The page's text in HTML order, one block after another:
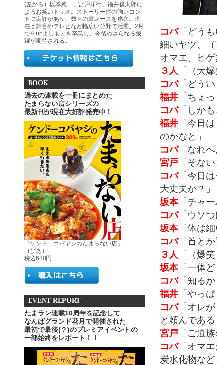
(左から）坂本純一、宮戸洋行、福井俊太郎に
よるお笑いトリオ。ストーリー性の強いコン
トに定評があり、数々の賞レースを席巻。現
在は舞台やテレビなど幅広い分野で活躍。2月
で５upよしもとを卒業し、今後のさらなる飛
躍が期待される。
BOOK
過去の連載を一冊にまとめた
たまらない店シリーズの
最新刊が現在大好評発売中！
『ケンドーコバヤシのたまらない店』
（ぴあ）
税込680円
EVENT REPORT
たまラン連載10周年を記念して
なんばグランド花月で開催された
最初で最後(？)のプレミアイベントの
一部始終をレポート！！
コバ「どう
細いヤツ、
オマエ、ヒ
３人 「（大
コバ「どう
福井 「ちょ
コバ「しか
福井 「今日
のかなと」
コバ「なれ
宮戸 「そな
コバ「今日
大丈夫か？」
坂本「チャ
コバ「ウソ
坂本「体は
コバ「首と
３人 「（爆
坂本「一体
コバ「知る
福井 「やっ
コバ「オレ
と頼んであ
宮戸 「ご遺
コバ「オマ
炭水化物な